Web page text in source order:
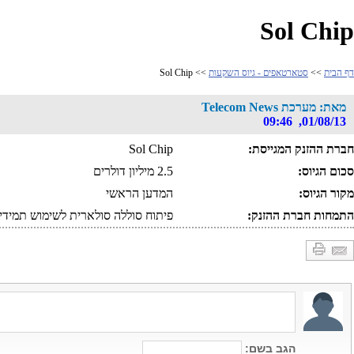
Sol Chip
דף הבית >> סטארטאפים - גיוס השקעות >> Sol Chip
מאת: מערכת Telecom News
01/08/13, 09:46
חברת ההזנק המגייסת:
Sol Chip
סכום הגיוס:
2.5 מיליון דולרים
מקור הגיוס:
המדען הראשי
התמחות חברת ההזנק:
פיתוח סוללה סולארית לשימוש